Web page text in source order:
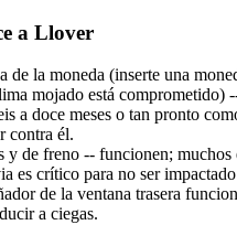
a Llover
la moneda (inserte una
mojado está
a doce meses o tan pronto
contra él.
de freno -- funcionen;
es crítico para no ser
de la ventana trasera
a ciegas.